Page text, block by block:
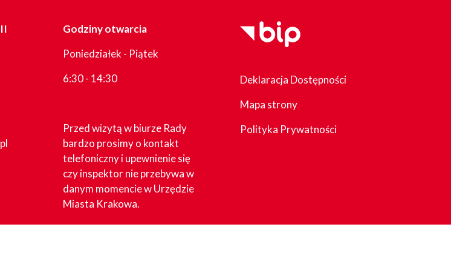
Godziny otwarcia
Poniedziałek - Piątek
6:30 - 14:30
Przed wizytą w biurze Rady
bardzo prosimy o kontakt
telefoniczny i upewnienie się
czy inspektor nie przebywa w
danym momencie w Urzędzie
Miasta Krakowa.
W dni sesyjne godziny pracy
Deklaracja Dostępności
Mapa strony
Polityka Prywatności